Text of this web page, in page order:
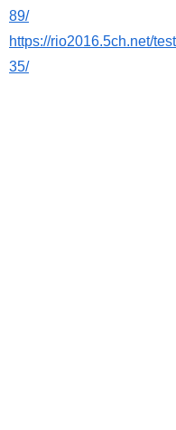
89/
https://rio2016.5ch.net/
35/